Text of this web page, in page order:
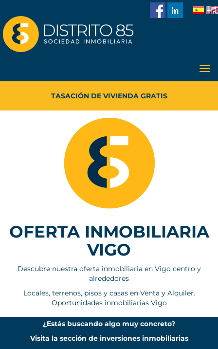
986
228
TASACIÓN DE VIVIENDA GRATIS
OFERTA INMOBILIARIA
VIGO
Descubre nuestra oferta inmobiliaria en Vigo centro y
alrededores
Locales, terrenos, pisos y casas en Venta y Alquiler.
Oportunidades inmobiliarias Vigo
¿Estás buscando algo muy concreto?
Visita la sección de inversiones inmobiliarias